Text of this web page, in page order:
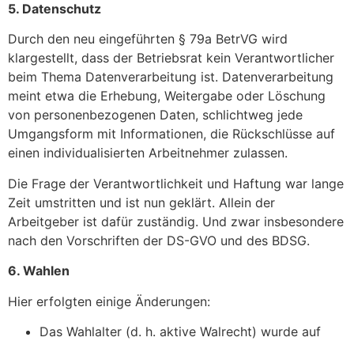
5. Datenschutz
Durch den neu eingeführten § 79a BetrVG wird
klargestellt, dass der Betriebsrat kein Verantwortlicher
beim Thema Datenverarbeitung ist. Datenverarbeitung
meint etwa die Erhebung, Weitergabe oder Löschung
von personenbezogenen Daten, schlichtweg jede
Umgangsform mit Informationen, die Rückschlüsse auf
einen individualisierten Arbeitnehmer zulassen.
Die Frage der Verantwortlichkeit und Haftung war lange
Zeit umstritten und ist nun geklärt. Allein der
Arbeitgeber ist dafür zuständig. Und zwar insbesondere
nach den Vorschriften der DS-GVO und des BDSG.
6. Wahlen
Hier erfolgten einige Änderungen:
Das Wahlalter (d. h. aktive Walrecht) wurde auf